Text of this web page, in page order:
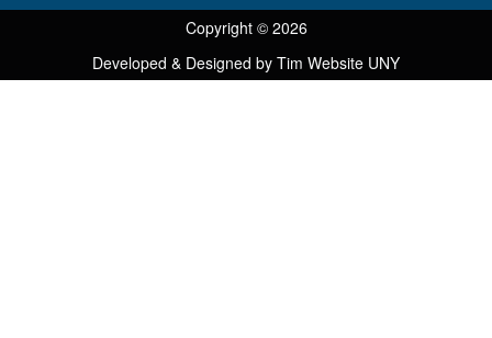
Copyright © 2026
Developed & Designed by Tim Website UNY